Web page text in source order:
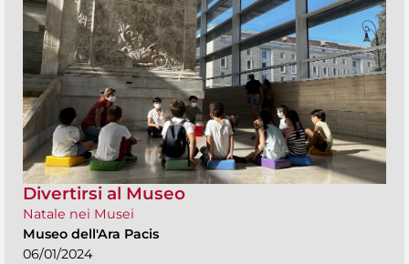
Divertirsi al Museo
Natale nei Musei
Museo dell'Ara Pacis
06/01/2024